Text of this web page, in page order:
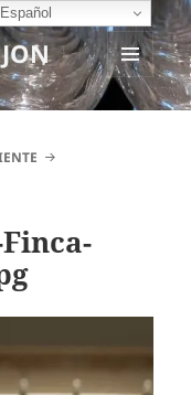
MENÚ
Y
Español